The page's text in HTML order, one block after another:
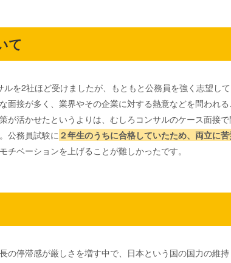
て
を2社ほど受けましたが、もともと公務員を強く志望し
面接が多く、業界やその企業に対する熱意などを問われ
が活かせたというよりは、むしろコンサルのケース面接
公務員試験に ２年生のうちに合格していたため、両立に
ベーションを上げることが難しかったです。
の停滞感が厳しさを増す中で、日本という国の国力の維